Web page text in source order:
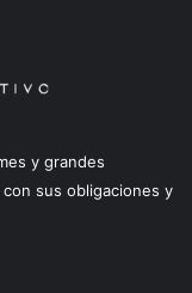
y grandes
sus obligaciones y